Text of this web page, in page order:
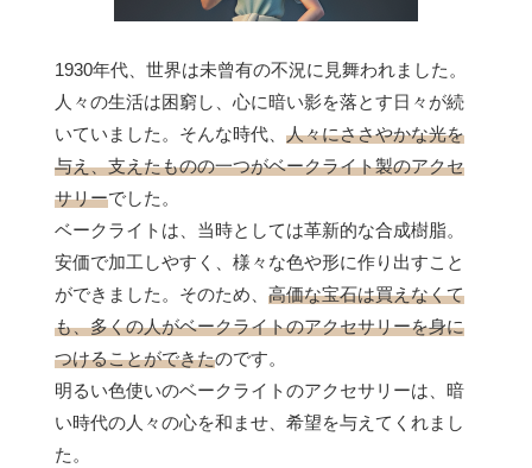
1930年代、世界は未曾有の不況に見舞われました。
人々の生活は困窮し、心に暗い影を落とす日々が続
いていました。そんな時代、 人々にささやかな光を
与え、支えたものの一つがベークライト製のアクセ
サリーでした。
ベークライトは、当時としては革新的な合成樹脂。
安価で加工しやすく、様々な色や形に作り出すこと
ができました。そのため、 高価な宝石は買えなくて
も、多くの人がベークライトのアクセサリーを身に
つけることができたのです。
明るい色使いのベークライトのアクセサリーは、暗
い時代の人々の心を和ませ、希望を与えてくれまし
た。